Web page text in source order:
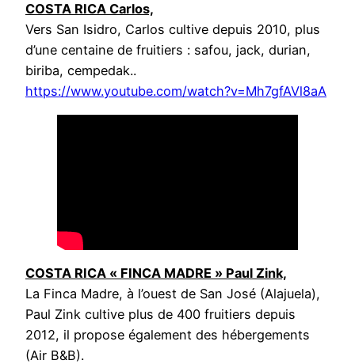
COSTA RICA Carlos,
Vers San Isidro, Carlos cultive depuis 2010, plus
d’une centaine de fruitiers : safou, jack, durian,
biriba, cempedak..
https://www.youtube.com/watch?v=Mh7gfAVl8aA
COSTA RICA « FINCA MADRE » Paul Zink,
La Finca Madre, à l’ouest de San José (Alajuela),
Paul Zink cultive plus de 400 fruitiers depuis
2012, il propose également des hébergements
(Air B&B).